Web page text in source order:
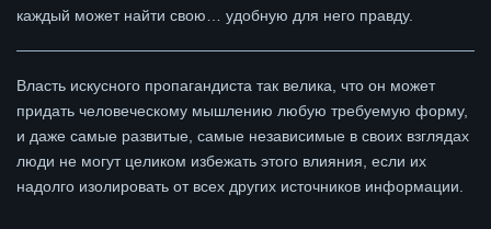
каждый может найти свою… удобную для него правду.
Власть искусного пропагандиста так велика, что он может
придать человеческому мышлению любую требуемую форму,
и даже самые развитые, самые независимые в своих взглядах
люди не могут целиком избежать этого влияния, если их
надолго изолировать от всех других источников информации.